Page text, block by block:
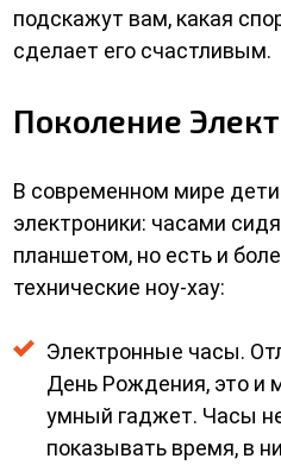
подскажут вам, какая
сделает его счастливым.
Поколение
В современном мире
электроники: часами
планшетом, но есть и
технические ноу-хау:
Электронные часы.
День Рождения, это и
умный гаджет. Часы
показывать время, в